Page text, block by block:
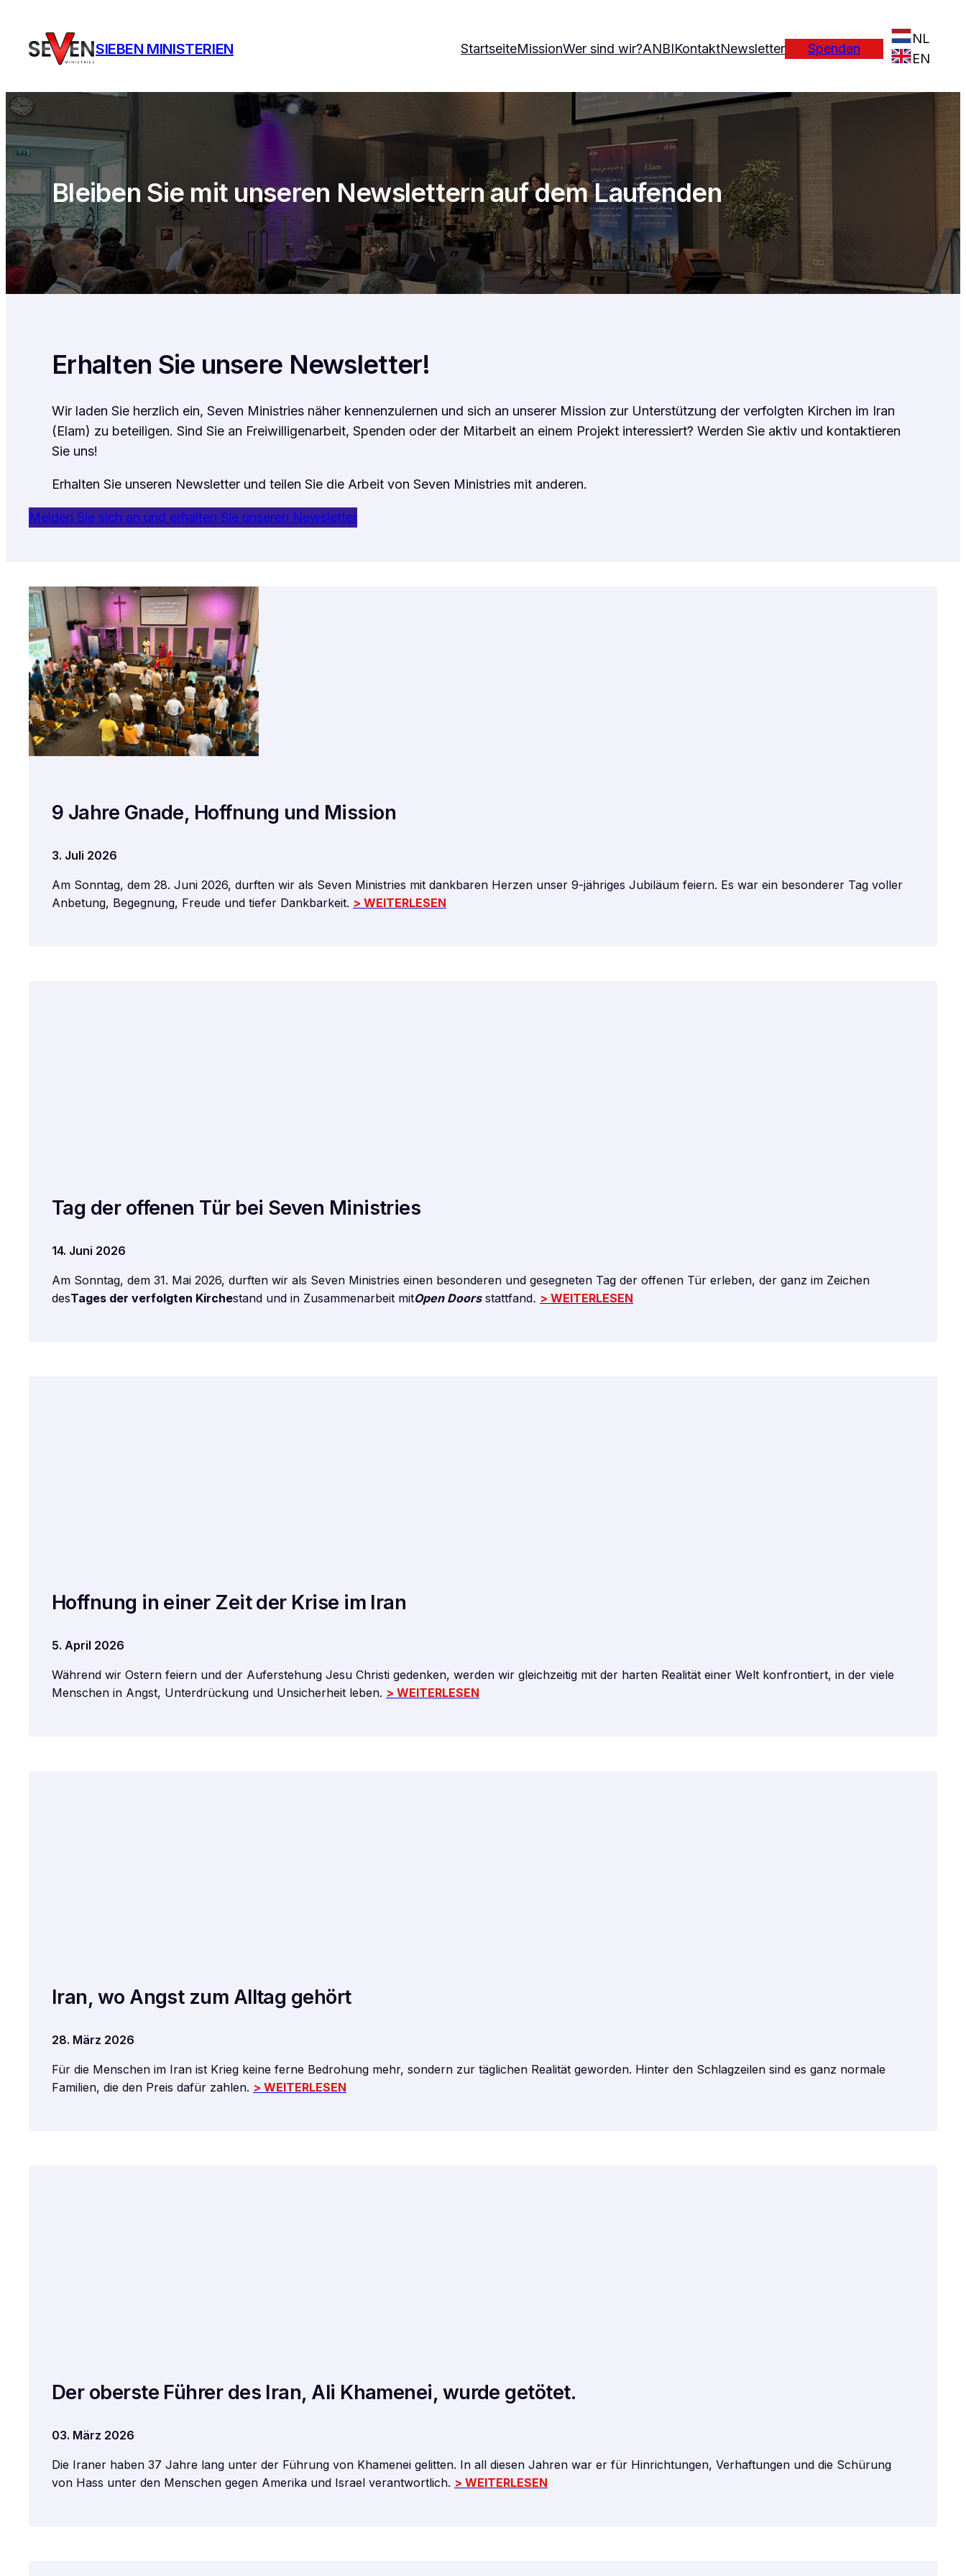
SIEBEN MINISTERIEN StartseiteMissionWer sind wir?ANBIKontaktNewsletter Spenden
NL
EN
Bleiben Sie mit unseren Newslettern auf dem Laufenden
Erhalten Sie unsere Newsletter!
Wir laden Sie herzlich ein, Seven Ministries näher kennenzulernen und sich an unserer Mission zur Unterstützung der verfolgten Kirchen im Iran
(Elam) zu beteiligen. Sind Sie an Freiwilligenarbeit, Spenden oder der Mitarbeit an einem Projekt interessiert? Werden Sie aktiv und kontaktieren
Sie uns!
Erhalten Sie unseren Newsletter und teilen Sie die Arbeit von Seven Ministries mit anderen.
Melden Sie sich an und erhalten Sie unseren Newsletter
9 Jahre Gnade, Hoffnung und Mission
3. Juli 2026
Am Sonntag, dem 28. Juni 2026, durften wir als Seven Ministries mit dankbaren Herzen unser 9-jähriges Jubiläum feiern. Es war ein besonderer Tag voller
Anbetung, Begegnung, Freude und tiefer Dankbarkeit. > WEITERLESEN
Tag der offenen Tür bei Seven Ministries
14. Juni 2026
Am Sonntag, dem 31. Mai 2026, durften wir als Seven Ministries einen besonderen und gesegneten Tag der offenen Tür erleben, der ganz im Zeichen
desTages der verfolgten Kirchestand und in Zusammenarbeit mitOpen Doorsstattfand. > WEITERLESEN
Hoffnung in einer Zeit der Krise im Iran
5. April 2026
Während wir Ostern feiern und der Auferstehung Jesu Christi gedenken, werden wir gleichzeitig mit der harten Realität einer Welt konfrontiert, in der viele
Menschen in Angst, Unterdrückung und Unsicherheit leben. > WEITERLESEN
Iran, wo Angst zum Alltag gehört
28. März 2026
Für die Menschen im Iran ist Krieg keine ferne Bedrohung mehr, sondern zur täglichen Realität geworden. Hinter den Schlagzeilen sind es ganz normale
Familien, die den Preis dafür zahlen. > WEITERLESEN
Der oberste Führer des Iran, Ali Khamenei, wurde getötet.
03. März 2026
Die Iraner haben 37 Jahre lang unter der Führung von Khamenei gelitten. In all diesen Jahren war er für Hinrichtungen, Verhaftungen und die Schürung
von Hass unter den Menschen gegen Amerika und Israel verantwortlich. > WEITERLESEN